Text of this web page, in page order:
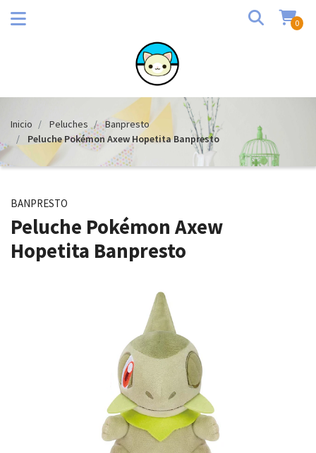
0
Inicio Peluches
Banpresto
Peluche Pokémon Axew Hopetita Banpresto
BANPRESTO
Peluche Pokémon Axew
Hopetita Banpresto